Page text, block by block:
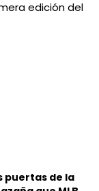
edición del
puertas de la